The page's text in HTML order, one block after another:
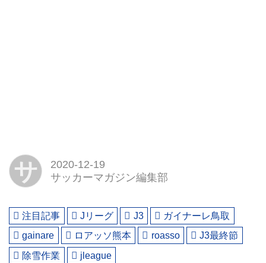
サ
2020-12-19
サッカーマガジン編集部
注目記事 Jリーグ J3
ガイナーレ鳥取
gainare
ロアッソ熊本 roasso
J3最終節
除雪作業
jleague